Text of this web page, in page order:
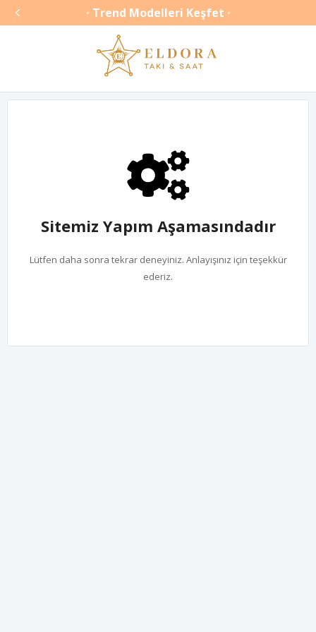
 • Trend Modelleri Keşfet •
Sitemiz Yapım Aşamasındadır
Lütfen daha sonra tekrar deneyiniz. Anlayışınız için teşekkür
ederiz.